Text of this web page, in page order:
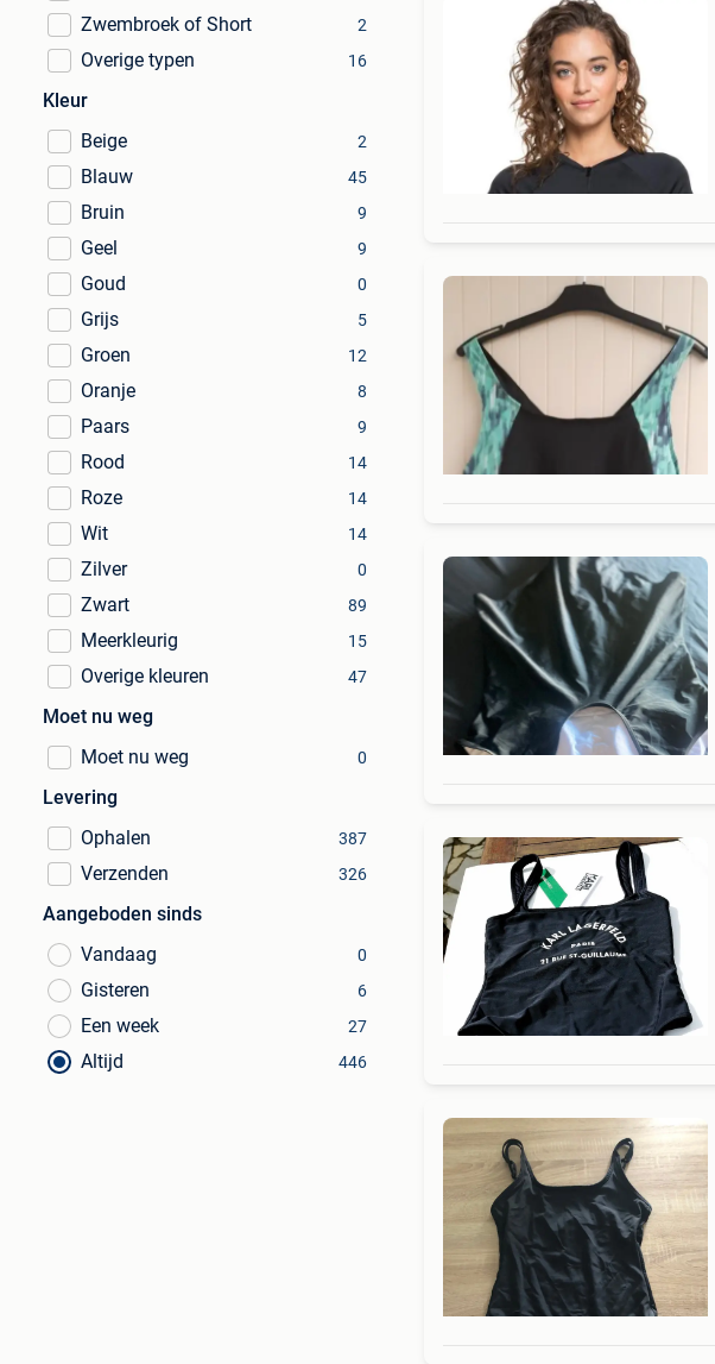
Zwembroek of Short 2
Overige typen 16
Kleur
Beige
2
Blauw 45
Bruin 9
Geel 9
Goud 0
Grijs 5
Groen 12
Oranje 8
Paars 9
Rood 14
Roze 14
Wit 14
Zilver 0
Zwart 89
Meerkleurig 15
Overige kleuren 47
Moet nu weg
Moet nu weg
0
Levering
Ophalen
387
Verzenden 326
Aangeboden sinds
Vandaag
0
Gisteren 6
Een week 27
Altijd 446